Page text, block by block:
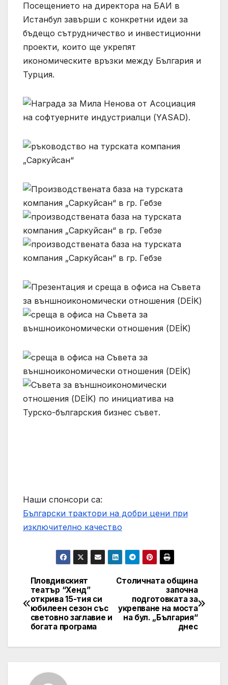
Посещението на директора на БАИ в
Истанбул завърши с конкретни идеи за
бъдещо сътрудничество и инвестиционни
проекти, които ще укрепят
икономическите връзки между България и
Турция.
Наши спонсори са:
Български трактори на добри цени при
изключително качество
Post
navigation
Столичната община
започна
подготовката за
укрепване на моста
на бул. „България“
днес
Пловдивският
театър “Хенд”
открива 15-тия си
юбилеен сезон със
световно заглавие и
богата програма